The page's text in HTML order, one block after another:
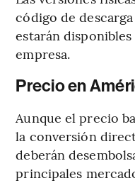
código de
estarán
empresa.
Precio en
Aunque el precio
la conversión
deberán
principales